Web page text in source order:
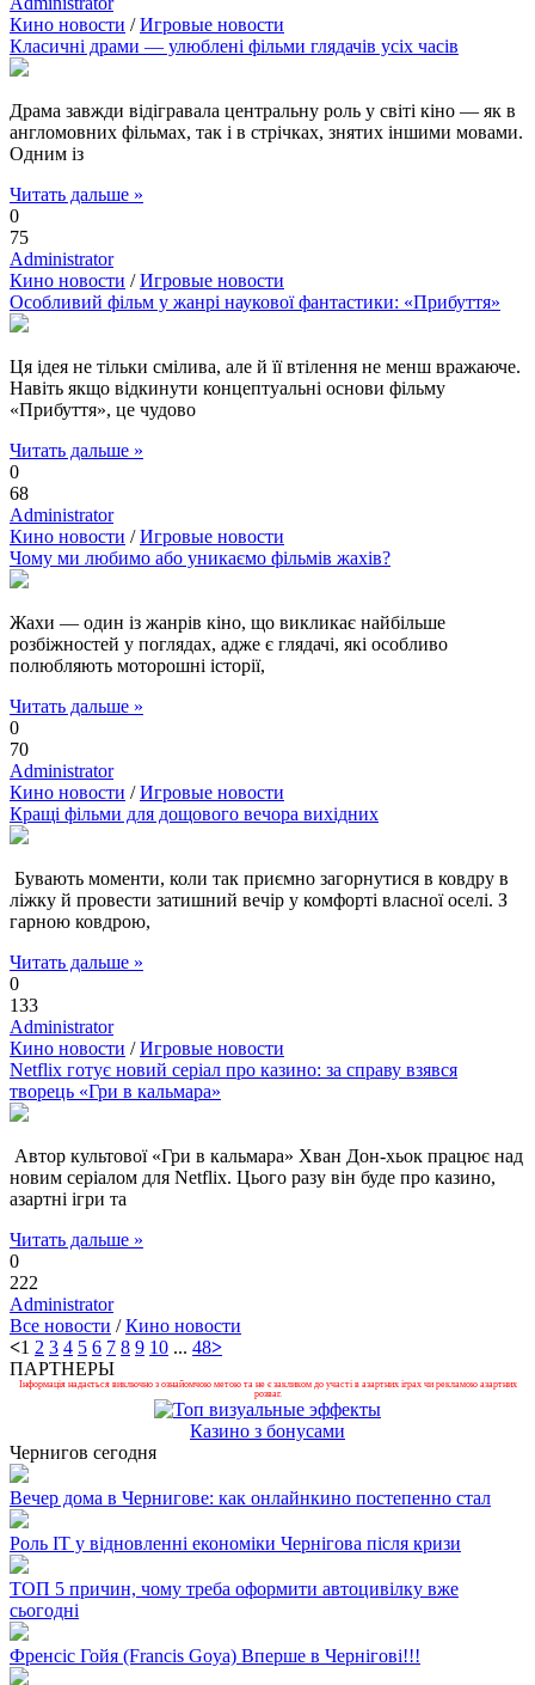
Кино новости /Игровые новости
Класичні драми — улюблені фільми глядачів усіх часів
Драма завжди відігравала центральну роль у світі кіно — як в
англомовних фільмах, так і в стрічках, знятих іншими мовами.
Одним із
Читать дальше »
0
75
Administrator
Кино новости /Игровые новости
Особливий фільм у жанрі наукової фантастики: «Прибуття»
Ця ідея не тільки смілива, але й її втілення не менш вражаюче.
Навіть якщо відкинути концептуальні основи фільму
«Прибуття», це чудово
Читать дальше »
0
68
Administrator
Кино новости /Игровые новости
Чому ми любимо або уникаємо фільмів жахів?
Жахи — один із жанрів кіно, що викликає найбільше
розбіжностей у поглядах, адже є глядачі, які особливо
полюбляють моторошні історії,
Читать дальше »
0
70
Administrator
Кино новости /Игровые новости
Кращі фільми для дощового вечора вихідних
Бувають моменти, коли так приємно загорнутися в ковдру в
ліжку й провести затишний вечір у комфорті власної оселі. З
гарною ковдрою,
Читать дальше »
0
133
Administrator
Кино новости /Игровые новости
Netflix готує новий серіал про казино: за справу взявся
творець «Гри в кальмара»
Автор культової «Гри в кальмара» Хван Дон-хьок працює над
новим серіалом для Netflix. Цього разу він буде про казино,
азартні ігри та
Читать дальше »
0
222
Administrator
Все новости /Кино новости
<1 2 3 4 5 6 7 8 9 10 ... 48>
ПАРТНЕРЫ
Інформація надається виключно з ознайомчою метою та не є закликом до участі в азартних іграх чи рекламою азартних
розваг.
Казино з бонусами
Чернигов сегодня
Вечер дома в Чернигове: как онлайнкино постепенно стал
Роль ІТ у відновленні економіки Чернігова після кризи
ТОП 5 причин, чому треба оформити автоцивілку вже
сьогодні
Френсіс Гойя (Francis Goya) Вперше в Чернігові!!!